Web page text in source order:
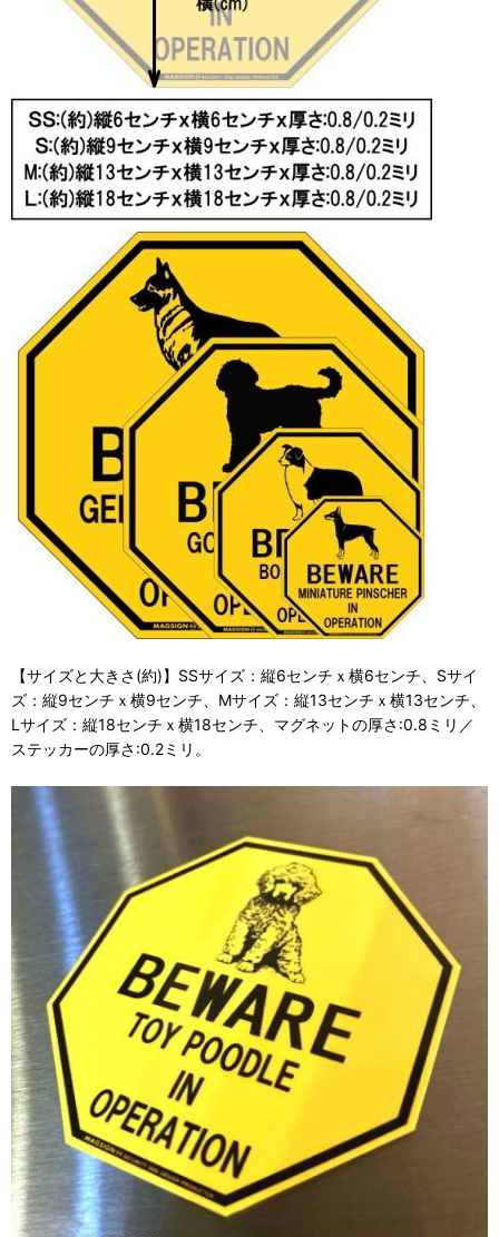
【サイズと大きさ(約)】SSサイズ：縦6センチｘ横6センチ、Sサイ
ズ：縦9センチｘ横9センチ、Mサイズ：縦13センチｘ横13センチ、
Lサイズ：縦18センチｘ横18センチ、マグネットの厚さ:0.8ミリ／
ステッカーの厚さ:0.2ミリ。